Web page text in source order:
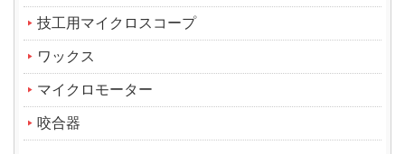
技工用マイクロスコープ
ワックス
マイクロモーター
咬合器